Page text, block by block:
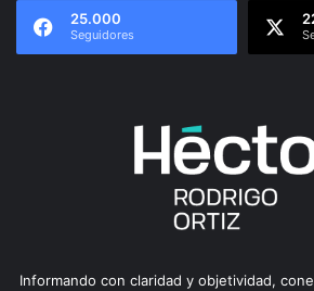
25.000
Seguidores
Informando con claridad y objetividad,